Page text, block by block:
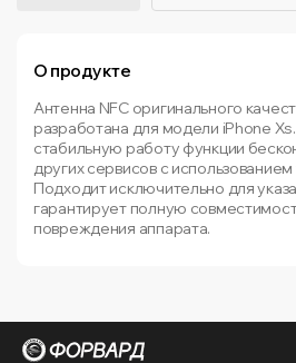
О продукте
Антенна NFC оригинального
разработана для модели iPhone
стабильную работу функции
других сервисов с использованием
Подходит исключительно для
гарантирует полную
повреждения аппарата.